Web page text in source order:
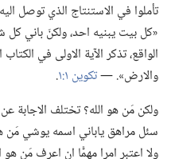
«كل بيت يبنيه احد،‏ ولكنّ باني كل
الواقع،‏ تذكر الآية الاولى في
والارض».‏ —‏تكوين ١:‏١
‏.‏
ولكن مَن هو الله؟‏ تختلف الاجابة
سئل مراهق ياباني اسمه يوشي مَن
ولا اعتبر امرا مهمًّا ان اعرف مَن